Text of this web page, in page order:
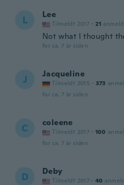
L Lee
Tilmeldt 2017 · 21
Not what I thought
for ca. 7 år siden
J Jacqueline
Tilmeldt 2015 · 373
for ca. 7 år siden
C coleene
Tilmeldt 2017 · 100
for ca. 7 år siden
D Deby
Tilmeldt 2017 · 40